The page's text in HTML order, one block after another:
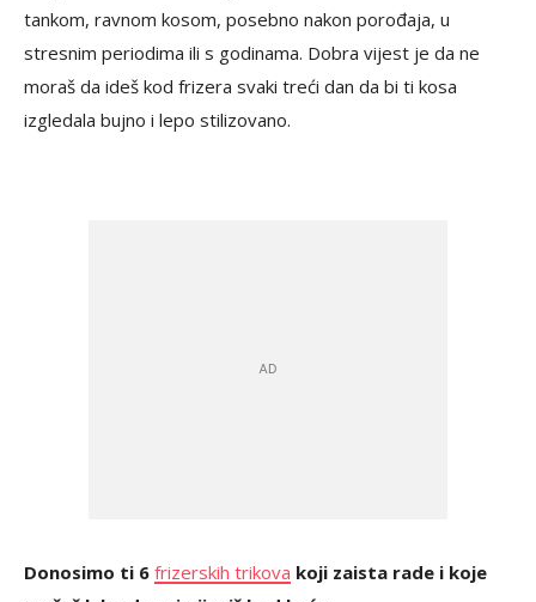
tankom, ravnom kosom, posebno nakon porođaja, u
stresnim periodima ili s godinama. Dobra vijest je da ne
moraš da ideš kod frizera svaki treći dan da bi ti kosa
izgledala bujno i lepo stilizovano.
Donosimo ti 6 frizerskih trikova koji zaista rade i koje